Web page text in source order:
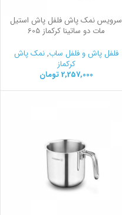
سرویس نمک پاش فلفل پاش استیل
مات دو ساتینا کرکماز 605
فلفل پاش و فلفل ساب,نمک پاش
کرکماز
2,257,000 تومان